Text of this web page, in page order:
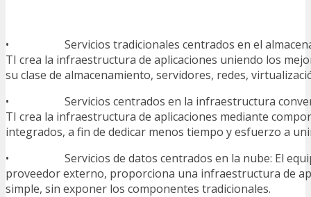
• Servicios tradicionales centrados en el
TI crea la infraestructura de aplicaciones uniendo los
su clase de almacenamiento, servidores, redes,
• Servicios centrados en la infraestructura
TI crea la infraestructura de aplicaciones mediante
integrados, a fin de dedicar menos tiempo y esfuerzo a
• Servicios de datos centrados en la nube: El
proveedor externo, proporciona una infraestructura de
simple, sin exponer los componentes tradicionales.